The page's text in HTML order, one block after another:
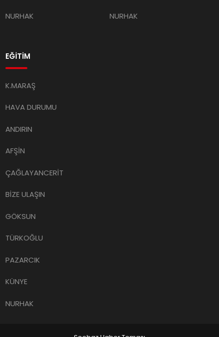
NURHAK NURHAK
EĞİTİM
K.MARAŞ
HAVA DURUMU
ANDIRIN
AFŞİN
ÇAĞLAYANCERİT
BİZE ULAŞIN
GÖKSUN
TÜRKOĞLU
PAZARCIK
KÜNYE
NURHAK